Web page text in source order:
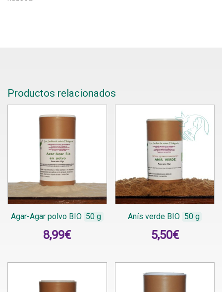
Productos relacionados
Agar-Agar polvo BIO 50 g
8,99€
Anís verde BIO 50 g
5,50€